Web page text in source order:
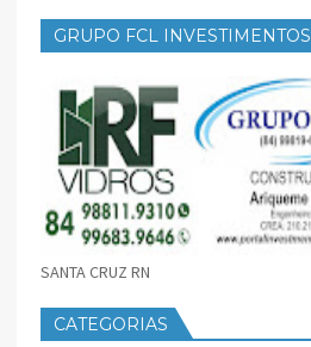
GRUPO FCL INVESTIMENTOS
SANTA CRUZ RN
CATEGORIAS